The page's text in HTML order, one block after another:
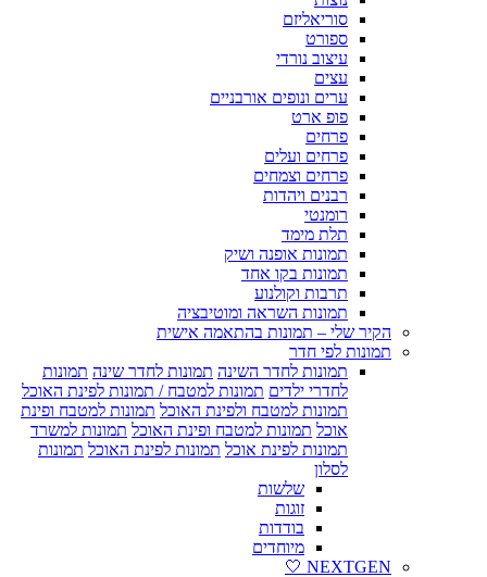
סוריאליזם
ספורט
עיצוב נורדי
עצים
ערים ונופים אורבניים
פופ ארט
פרחים
פרחים ועלים
פרחים וצמחים
רבנים ויהדות
רומנטי
תלת מימד
תמונות אופנה ושיק
תמונות בקו אחד
תרבות וקולנוע
תמונות השראה ומוטיבציה
הקיר שלי – תמונות בהתאמה אישית
תמונות לפי חדר
תמונות לחדר השינה תמונות לחדר שינה תמונות
לחדרי ילדים תמונות למטבח / תמונות לפינת האוכל
תמונות למטבח ולפינת האוכל תמונות למטבח ופינת
אוכל תמונות למטבח ופינת האוכל תמונות למשרד
תמונות לפינת אוכל תמונות לפינת האוכל תמונות
לסלון
שלשות
זוגות
בודדות
מיוחדים
NEXTGEN 🤍